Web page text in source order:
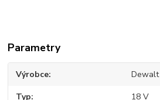
Parametry
Výrobce
Typ 18 V